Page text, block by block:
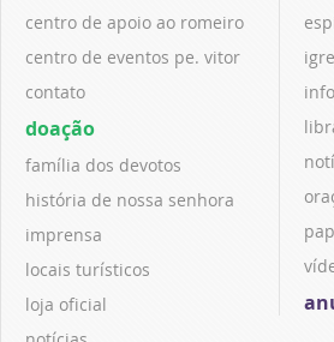
centro de apoio ao romeiro
centro de eventos pe. vitor
contato
doação
família dos devotos
história de nossa senhora
imprensa
locais turísticos
loja oficial